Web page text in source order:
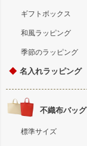
ギフトボックス
和風ラッピング
季節のラッピング
◆ 名入れラッピング
不織布バッグ
標準サイズ